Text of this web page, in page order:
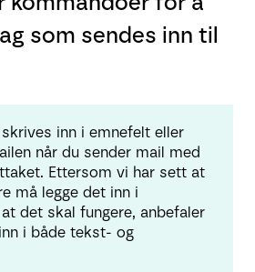
som sendes inn til
inn i emnefelt eller
når du sender mail med
Ettersom vi har sett at
må legge det inn i
det skal fungere, anbefaler
i både tekst- og